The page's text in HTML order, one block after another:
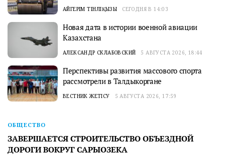
АЙГЕРІМ ТІНӘЛІҚЫЗЫ СЕГОДНЯ В 14:03
Новая дата в истории военной авиации
Казахстана
АЛЕКСАНДР СКЛАБОВСКИЙ 5 АВГУСТА 2026, 18:44
Перспективы развития массового спорта
рассмотрели в Талдыкоргане
ВЕСТНИК ЖЕТІСУ 5 АВГУСТА 2026, 17:59
ОБЩЕСТВО
ЗАВЕРШАЕТСЯ СТРОИТЕЛЬСТВО ОБЪЕЗДНОЙ
ДОРОГИ ВОКРУГ САРЫОЗЕКА